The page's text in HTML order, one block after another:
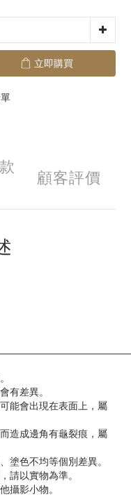
立即購買
顧客評價
有差異。
能會出現在表面上，屬
造成邊角有龜裂痕，屬
塗色不均等個別差異。
請以實物為準。
攝影小物。